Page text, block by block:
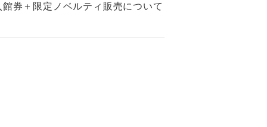
券＋限定ノベルティ販売について